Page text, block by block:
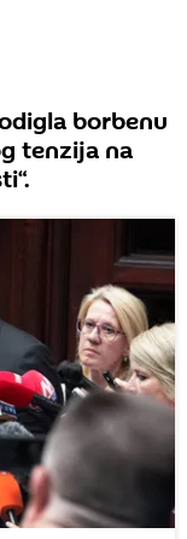
borbenu
tenzija na